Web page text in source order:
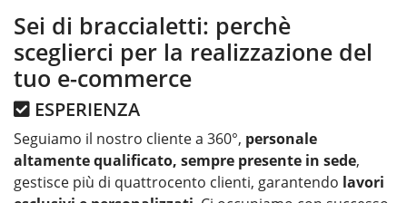
Sei di braccialetti: perchè
sceglierci per la realizzazione del
tuo e-commerce
ESPERIENZA
Seguiamo il nostro cliente a 360°, personale
altamente qualificato, sempre presente in sede,
gestisce più di quattrocento clienti, garantendo lavori